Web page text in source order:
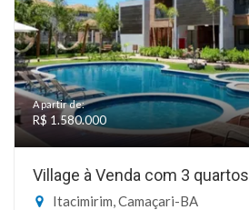
A partir de:
R$ 1.580.000
Village à Venda com 3 quartos
Itacimirim, Camaçari-BA